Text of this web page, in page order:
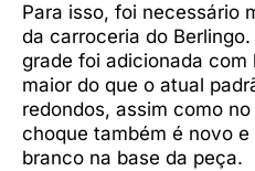
Para isso, foi necessário
da carroceria do
grade foi adicionada com
maior do que o atual
redondos, assim como
choque também é novo
branco na base da peça.